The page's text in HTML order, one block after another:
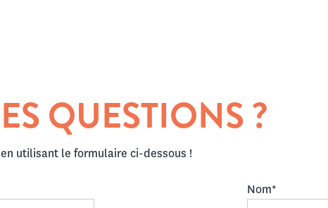
QUESTIONS ?
utilisant le formulaire ci-dessous !
Nom*